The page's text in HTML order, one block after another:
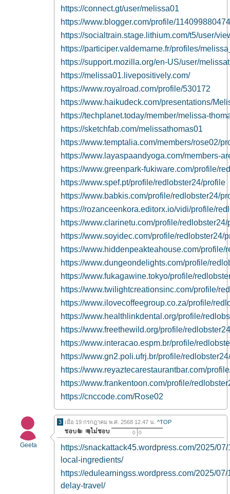
https://connect.gt/user/melissa01
https://www.blogger.com/profile/
https://socialtrain.stage.lithium.com/t5/user/
https://participer.valdemarne.fr/profiles/
https://support.mozilla.org/en-US/user/
https://melissa01.livepositively.com/
https://www.royalroad.com/profile/530172
https://www.haikudeck.com/presentations/
https://techplanet.today/member/melissa-
https://sketchfab.com/melissathomas01
https://www.temptalia.com/members/rose02/
https://www.layaspaandyoga.com/members-
https://www.greenpark-fukiware.com/profile/
https://www.spef.pt/profile/redlobster24/profile
https://www.babkis.com/profile/redlobster24/
https://rozanceenkora.editorx.io/vidi/profile/
https://www.clarinetu.com/profile/redlobster24/
https://www.soyidec.com/profile/redlobster24/
https://www.hiddenpeakteahouse.com/profile/
https://www.dungeondelights.com/profile/
https://www.fukagawine.tokyo/profile/
https://www.twilightcreationsinc.com/profile/
https://www.ilovecoffeegroup.co.za/profile/
https://www.healthlinkdental.org/profile/
https://www.freethewild.org/profile/
https://www.interacao.espm.br/profile/
https://www.gn2.poli.ufrj.br/profile/
https://www.reyaztecarestaurantbar.com/
https://www.frankentoon.com/profile/
https://cnccode.com/Rose02
Geeta
3 เมื่อ 19 กรกฎาคม พ.ศ. 2568 12.47 น. ^TOP
0 0
https://snackattack45.wordpress.com/2025/
local-ingredients/
https://edulearningss.wordpress.com/2025/
delay-travel/